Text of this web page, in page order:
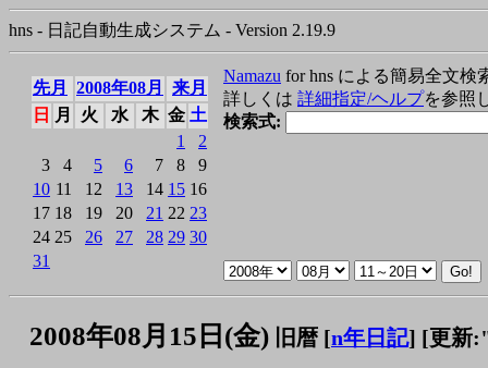
hns - 日記自動生成システム - Version 2.19.9
先月 2008年08月
来月
日
月 火 水 木 金 土
1
2
3
4 5 6 7 8
9
10 11 12 13 14 15 16
17 18 19 20 21 22 23
24 25 26 27 28 29 30
31
Namazu for hns による簡易全文検
詳しくは 詳細指定/ヘルプを参照
検索式:
2008年08月15日(金) 旧暦 [n年日記] [更新